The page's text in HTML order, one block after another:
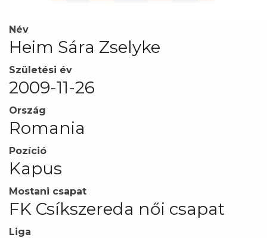
Név
Heim Sára Zselyke
Születési év
2009-11-26
Ország
Romania
Pozíció
Kapus
Mostani csapat
FK Csíkszereda női csapat
Liga